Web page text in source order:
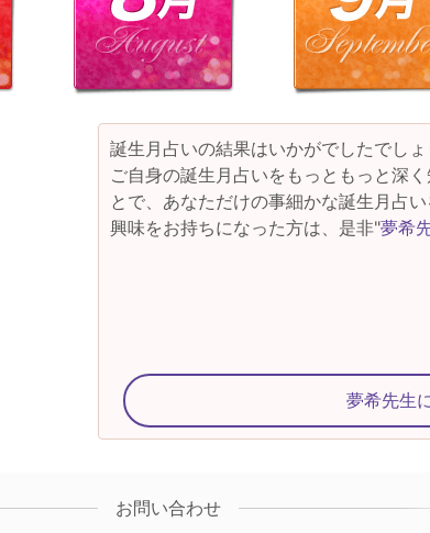
誕生月占いの結果はいかがでしたでしょ
ご自身の誕生月占いをもっともっと深
とで、あなただけの事細かな誕生月占い
興味をお持ちになった方は、是非"夢希
夢希先生
お問い合わせ